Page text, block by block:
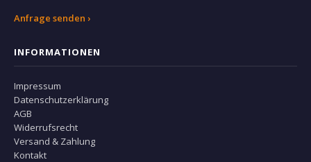
Anfrage senden ›
INFORMATIONEN
Impressum
Datenschutzerklärung
AGB
Widerrufsrecht
Versand & Zahlung
Kontakt